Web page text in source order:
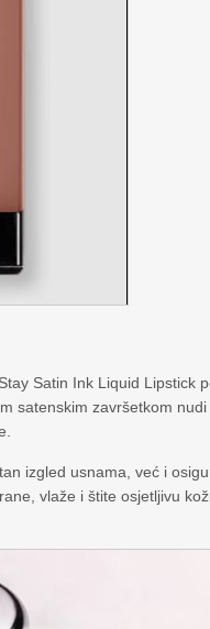
Satin Ink Liquid Lipstick
satenskim završetkom
izgled usnama, već i
vlaže i štite osjetljivu